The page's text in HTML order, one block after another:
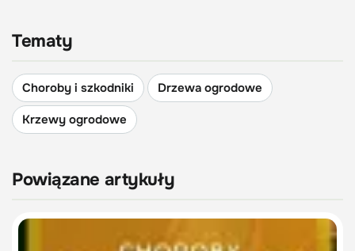
Tematy
Choroby i szkodniki
Drzewa ogrodowe
Krzewy ogrodowe
Powiązane artykuły